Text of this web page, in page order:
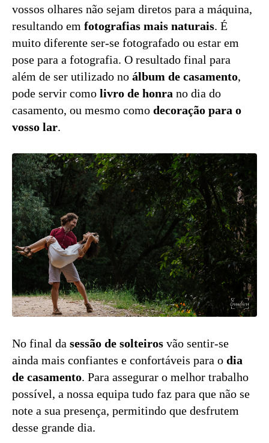
vossos olhares não sejam diretos para a máquina,
resultando em fotografias mais naturais. É
muito diferente ser-se fotografado ou estar em
pose para a fotografia. O resultado final para
além de ser utilizado no álbum de casamento,
pode servir como livro de honra no dia do
casamento, ou mesmo como decoração para o
vosso lar.
No final da sessão de solteiros vão sentir-se
ainda mais confiantes e confortáveis para o dia
de casamento. Para assegurar o melhor trabalho
possível, a nossa equipa tudo faz para que não se
note a sua presença, permitindo que desfrutem
desse grande dia.